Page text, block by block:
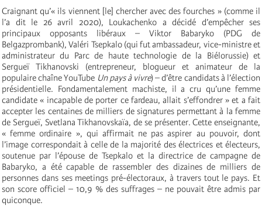
Craignant qu’« ils viennent [le] chercher avec des fourches » (comme il
l’a dit le 26 avril 2020), Loukachenko a décidé d’empêcher ses
principaux opposants libéraux – Viktor Babaryko (PDG de
Belgazprombank), Valéri Tsepkalo (qui fut ambassadeur, vice-ministre et
administrateur du Parc de haute technologie de la Biélorussie) et
Sergueï Tikhanovski (entrepreneur, blogueur et animateur de la
populaire chaîne YouTube Un pays à vivre) – d’être candidats à l’élection
présidentielle. Fondamentalement machiste, il a cru qu’une femme
candidate « incapable de porter ce fardeau, allait s’effondrer » et a fait
accepter les centaines de milliers de signatures permettant à la femme
de Sergueï, Svetlana Tikhanovskaïa, de se présenter. Cette enseignante,
« femme ordinaire », qui affirmait ne pas aspirer au pouvoir, dont
l’image correspondait à celle de la majorité des électrices et électeurs,
soutenue par l’épouse de Tsepkalo et la directrice de campagne de
Babaryko, a été capable de rassembler des dizaines de milliers de
personnes dans ses meetings pré-électoraux, à travers tout le pays. Et
son score officiel – 10,9 % des suffrages – ne pouvait être admis par
quiconque.